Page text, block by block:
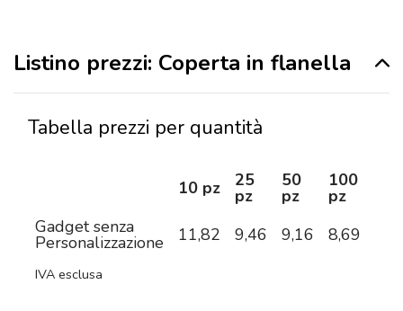
Listino prezzi: Coperta in flanella
Tabella prezzi per quantità
10 pz 25
pz
50
pz
100
pz
Gadget senza
Personalizzazione 11,82 9,46 9,16 8,69
IVA esclusa